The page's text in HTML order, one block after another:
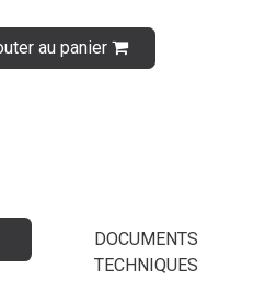
au panier
DOCUMENTS
TECHNIQUES